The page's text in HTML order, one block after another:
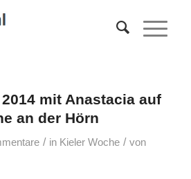
mit Anastacia auf
an der Hörn
/ in Kieler Woche / von